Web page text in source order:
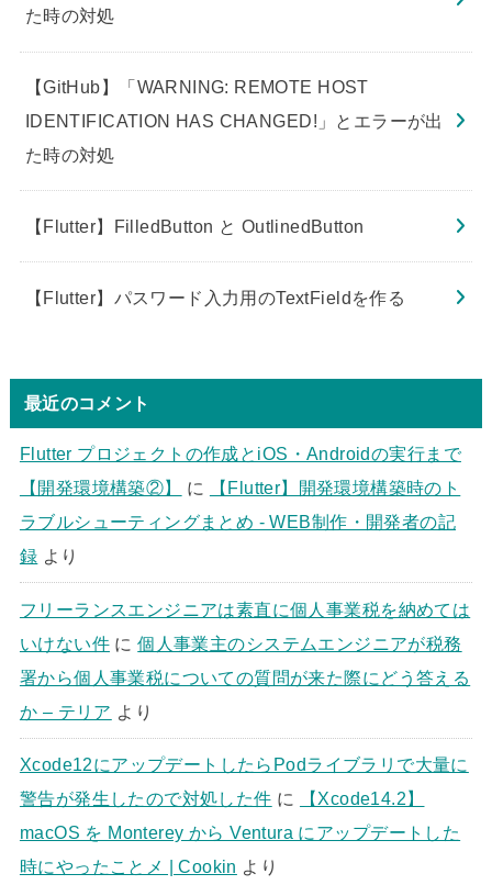
た時の対処
【GitHub】「WARNING: REMOTE HOST
IDENTIFICATION HAS CHANGED!」とエラーが出
た時の対処
【Flutter】FilledButton と OutlinedButton
【Flutter】パスワード入力用のTextFieldを作る
最近のコメント
Flutter プロジェクトの作成とiOS・Androidの実行まで
【開発環境構築②】
に
【Flutter】開発環境構築時のト
ラブルシューティングまとめ - WEB制作・開発者の記
録 より
フリーランスエンジニアは素直に個人事業税を納めては
いけない件に個人事業主のシステムエンジニアが税務
署から個人事業税についての質問が来た際にどう答える
か – テリア より
Xcode12にアップデートしたらPodライブラリで大量に
警告が発生したので対処した件 に
【Xcode14.2】
macOS を Monterey から Ventura にアップデートした
時にやったことメ | Cookin より